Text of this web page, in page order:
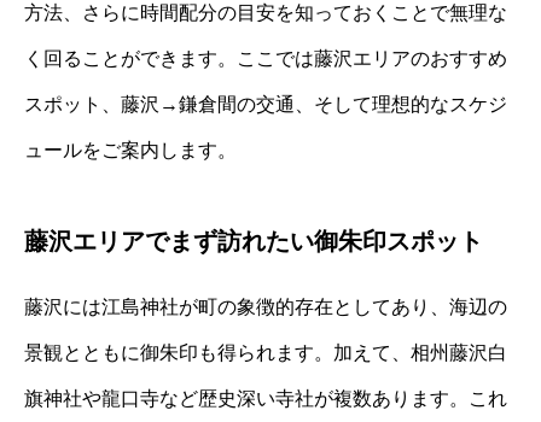
方法、さらに時間配分の目安を知っておくことで無理な
く回ることができます。ここでは藤沢エリアのおすすめ
スポット、藤沢→鎌倉間の交通、そして理想的なスケジ
ュールをご案内します。
藤沢エリアでまず訪れたい御朱印スポット
藤沢には江島神社が町の象徴的存在としてあり、海辺の
景観とともに御朱印も得られます。加えて、相州藤沢白
旗神社や龍口寺など歴史深い寺社が複数あります。これ